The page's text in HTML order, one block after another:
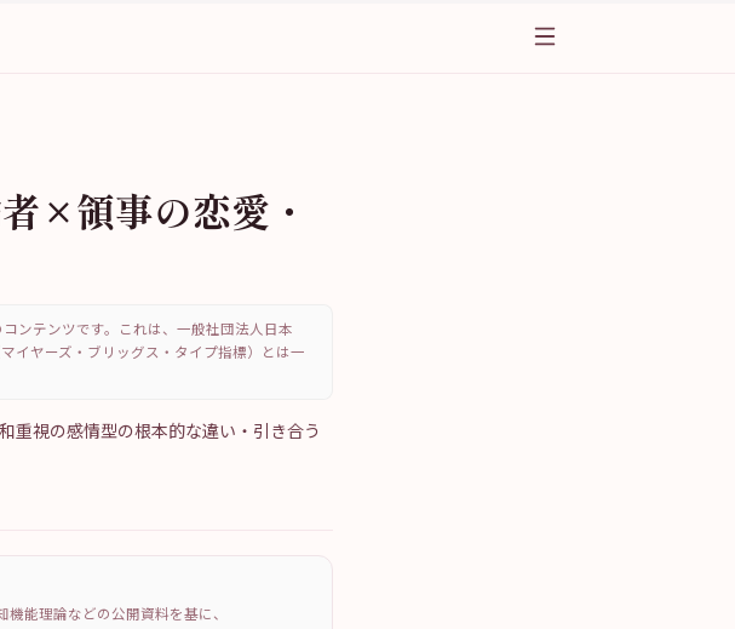
×領事の恋愛・
ンテンツです。これは、一般社団法人日本
イヤーズ・ブリッグス・タイプ指標）とは一
重視の感情型の根本的な違い・引き合う
能理論などの公開資料を基に、